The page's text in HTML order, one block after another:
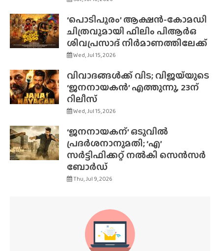
‘പൊടിപൂരം’ ആക്ഷൻ-കോമഡി
ചിത്രവുമായി ഫിലിം പിആർഒ
ശിവപ്രസാദ് നിർമാണത്തിലേക്ക്
Wed, Jul 15, 2026
വിവാദങ്ങൾക്ക് വിട; വിജയ്‌യുടെ
‘ജനനായകൻ’ എത്തുന്നു, 23ന്
റിലീസ്
Wed, Jul 15, 2026
‘ജനനായകന്’ ഒടുവിൽ
പ്രദർശനാനുമതി; ‘എ’
സർട്ടിഫിക്കറ്റ് നൽകി സെൻസർ
ബോർഡ്
Thu, Jul 9, 2026